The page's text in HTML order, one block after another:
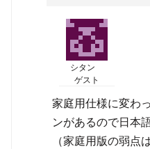
シタン
ゲスト
家庭用仕様に変わ
ンがあるので日本
（家庭用版の弱点